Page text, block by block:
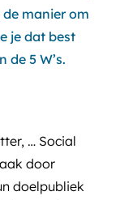
manier om
je dat best
5 W’s.
… Social
door
doelpubliek